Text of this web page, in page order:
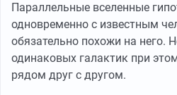
Параллельные вселенные
одновременно с известным
обязательно похожи на него.
одинаковых галактик при
рядом друг с другом.